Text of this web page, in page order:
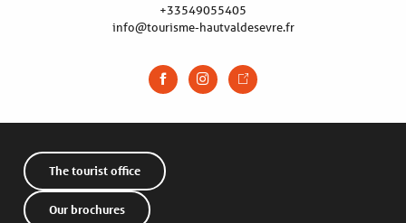
+33549055405
info@tourisme-hautvaldesevre.fr
The tourist office
Our brochures